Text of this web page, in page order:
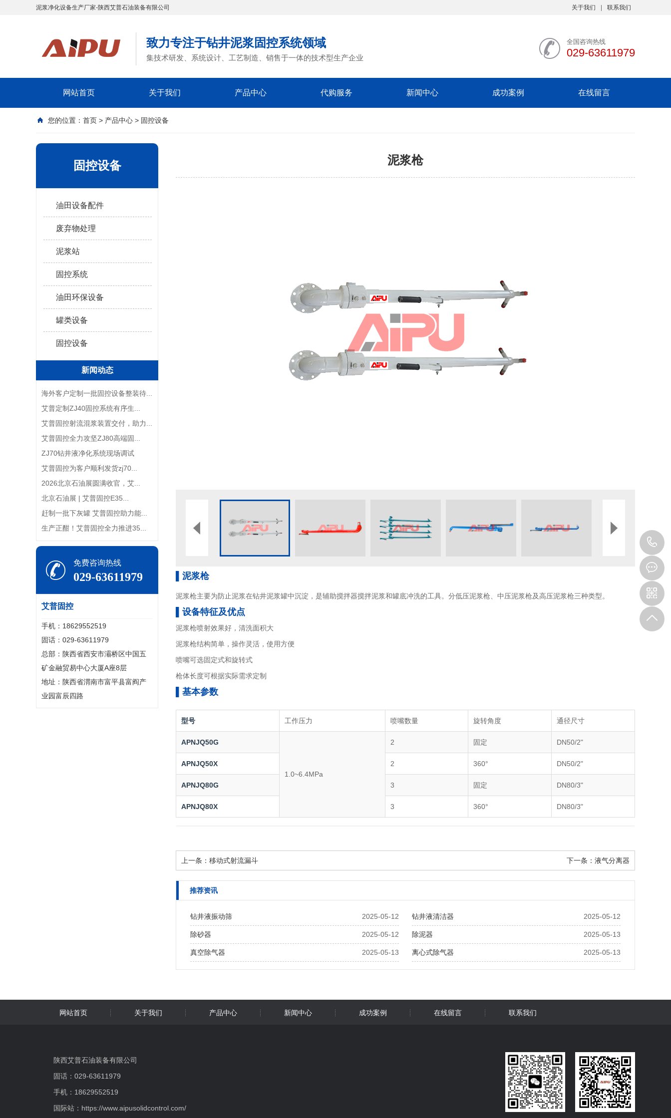
泥浆净化设备生产厂家-陕西艾普石油装备有限公司 关于我们 联系我们
致力专注于钻井泥浆固控系统领域
集技术研发、系统设计、工艺制造、销售于一体的技术型生产企业
全国咨询热线
029-63611979
网站首页 关于我们 产品中心 代购服务 新闻中心 成功案例 在线留言
您的位置： 首页 > 产品中心 > 固控设备
固控设备
油田设备配件
废弃物处理
泥浆站
固控系统
油田环保设备
罐类设备
固控设备
新闻动态
海外客户定制一批固控设备整装待...
艾普定制ZJ40固控系统有序生...
艾普固控射流混浆装置交付，助力...
艾普固控全力攻坚ZJ80高端固...
ZJ70钻井液净化系统现场调试
艾普固控为客户顺利发货zj70...
2026北京石油展圆满收官，艾...
北京石油展 | 艾普固控E35...
赶制一批下灰罐 艾普固控助力能...
生产正酣！艾普固控全力推进35...
免费咨询热线
029-63611979
艾普固控
手机：18629552519
固话：029-63611979
总部：陕西省西安市灞桥区中国五
矿金融贸易中心大厦A座8层
地址：陕西省渭南市富平县富阎产
业园富辰四路
泥浆枪
▌泥浆枪
泥浆枪主要为防止泥浆在钻井泥浆罐中沉淀，是辅助搅拌器搅拌泥浆和罐底冲洗的工具。分低压泥浆枪、中压泥浆枪及高压泥浆枪三种类型。
▌设备特征及优点
泥浆枪喷射效果好，清洗面积大
泥浆枪结构简单，操作灵活，使用方便
喷嘴可选固定式和旋转式
枪体长度可根据实际需求定制
▌基本参数
型号 工作压力 喷嘴数量 旋转角度 通径尺寸
APNJQ50G
1.0~6.4MPa
2 固定 DN50/2"
APNJQ50X 2 360° DN50/2"
APNJQ80G 3 固定 DN80/3"
APNJQ80X 3 360° DN80/3"
上一条： 移动式射流漏斗 下一条： 液气分离器
推荐资讯
2025-05-12
钻井液振动筛 2025-05-12
钻井液清洁器
2025-05-12
除砂器 2025-05-13
除泥器
2025-05-13
真空除气器 2025-05-13
离心式除气器
网站首页 关于我们 产品中心 新闻中心 成功案例 在线留言 联系我们
陕西艾普石油装备有限公司
固话：029-63611979
手机：18629552519
国际站： https://www.aipusolidcontrol.com/